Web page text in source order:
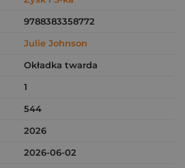
9788383358772
Julie Johnson
Okładka twarda
1
544
2026
2026-06-02